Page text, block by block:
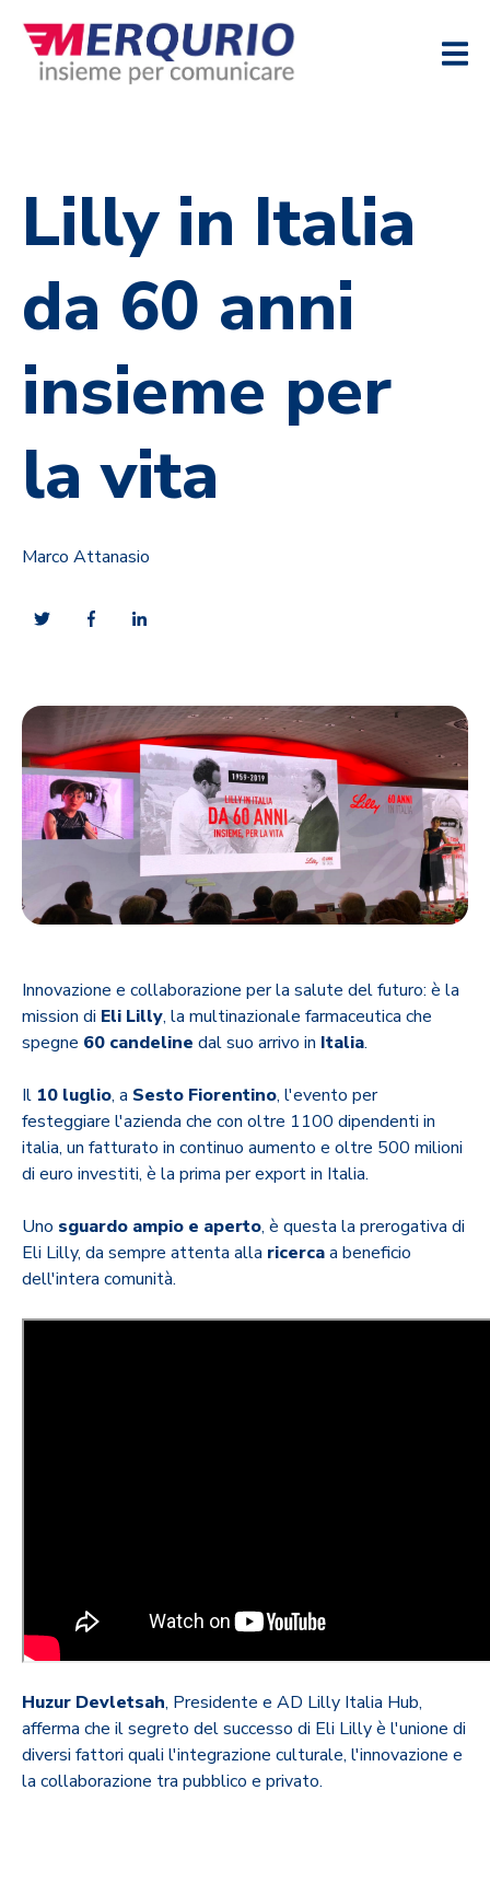
Lilly in Italia
da 60 anni
insieme per
la vita
Marco Attanasio
Innovazione e collaborazione per la salute del futuro: è la
mission di Eli Lilly, la multinazionale farmaceutica che
spegne 60 candeline dal suo arrivo in Italia.
Il 10 luglio, a Sesto Fiorentino, l'evento per
festeggiare l'azienda che con oltre 1100 dipendenti in
italia, un fatturato in continuo aumento e oltre 500 milioni
di euro investiti, è la prima per export in Italia.
Uno sguardo ampio e aperto, è questa la prerogativa di
Eli Lilly, da sempre attenta alla ricercaa beneficio
dell'intera comunità.
Huzur Devletsah, Presidente e AD Lilly Italia Hub,
afferma che il segreto del successo di Eli Lilly è l'unione di
diversi fattori quali l'integrazione culturale, l'innovazione e
la collaborazione tra pubblico e privato.